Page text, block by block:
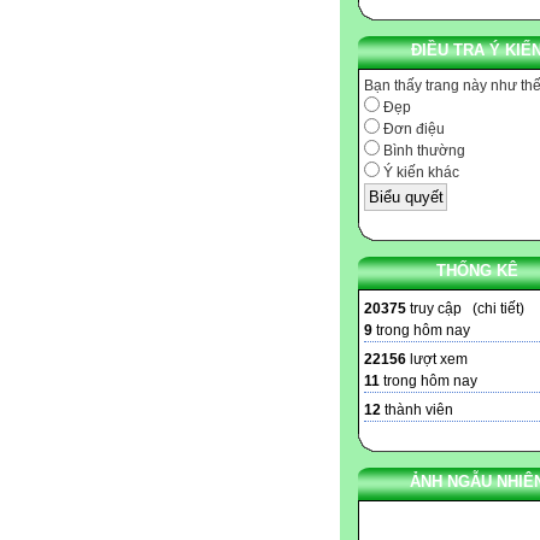
ĐIỀU TRA Ý
Bạn thấy trang này như
Đẹp
Đơn điệu
Bình thường
Ý kiến khác
THỐNG KÊ
20375 truy cập (chi tiết)
9 trong hôm nay
22156 lượt xem
11 trong hôm nay
12 thành viên
ẢNH NGẪU